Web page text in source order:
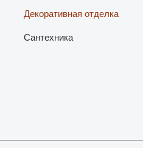
Декоративная отделка
Сантехника